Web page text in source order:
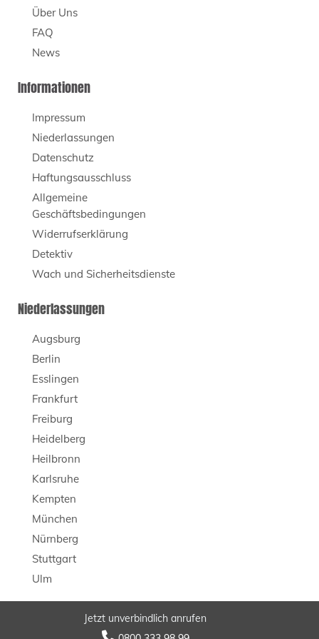
Jetzt unverbindlich anrufen
Über Uns
FAQ
News
Informationen
Impressum
Niederlassungen
Datenschutz
Haftungsausschluss
Allgemeine
Geschäftsbedingungen
Widerrufserklärung
Detektiv
Wach und Sicherheitsdienste
Niederlassungen
Augsburg
Berlin
Esslingen
Frankfurt
Freiburg
Heidelberg
Heilbronn
Karlsruhe
Kempten
München
Nürnberg
Stuttgart
Ulm
© 2026 LB Detektei